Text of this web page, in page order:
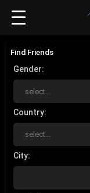
Find Friends
Gender
Country
City